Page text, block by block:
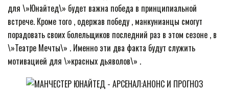
для \»Юнайтед\» будет важна победа в принципиальной
встрече. Кроме того , одержав победу , манкунианцы смогут
порадовать своих болельщиков последний раз в этом сезоне , в
\»Театре Мечты\» . Именно эти два факта будут служить
мотивацией для \»красных дьяволов\» .